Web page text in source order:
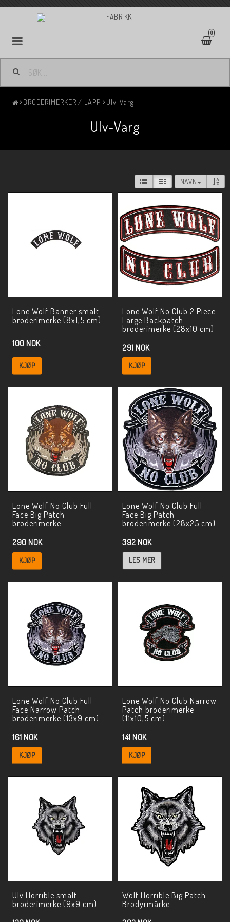
0
BRODERIMERKER / LAPP Ulv-Varg
Ulv-Varg
NAVN
Lone Wolf Banner smalt
broderimerke (8x1,5 cm)
100 NOK
KJØP
Lone Wolf No Club 2 Piece
Large Backpatch
broderimerke (28x10 cm)
291 NOK
KJØP
Lone Wolf No Club Full
Face Big Patch
broderimerke
290 NOK
KJØP
Lone Wolf No Club Full
Face Big Patch
broderimerke (28x25 cm)
392 NOK
LES MER
Lone Wolf No Club Full
Face Narrow Patch
broderimerke (13x9 cm)
161 NOK
KJØP
Lone Wolf No Club Narrow
Patch broderimerke
(11x10,5 cm)
141 NOK
KJØP
Ulv Horrible smalt
broderimerke (9x9 cm)
Wolf Horrible Big Patch
Brodyrmärke.